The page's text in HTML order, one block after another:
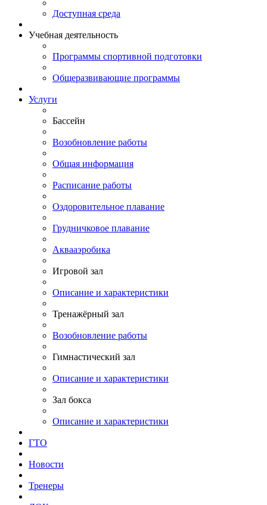
Доступная среда
Учебная деятельность
Программы спортивной подготовки
Общеразвивающие программы
Услуги
Бассейн
Возобновление работы
Общая информация
Расписание работы
Оздоровительное плавание
Грудничковое плавание
Аквааэробика
Игровой зал
Описание и характеристики
Тренажёрный зал
Возобновление работы
Гимнастический зал
Описание и характеристики
Зал бокса
Описание и характеристики
ГТО
Новости
Тренеры